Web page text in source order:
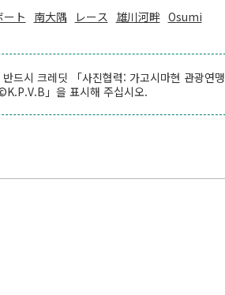
ート 南大隅 レース 雄川河畔 Osumi
드시 크레딧 「사진협력: 가고시마현 관광연맹
」을 표시해 주십시오.